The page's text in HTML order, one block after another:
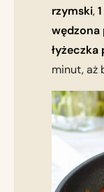
rzymski,
wędzona
łyżeczka
minut, aż